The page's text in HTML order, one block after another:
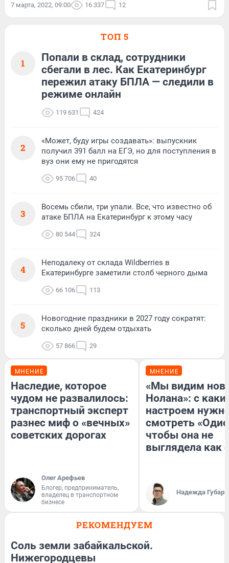
7 марта, 2022, 09:00 16 337 12
ТОП 5
1
Попали в склад, сотрудники
сбегали в лес. Как Екатеринбург
пережил атаку БПЛА — следили в
режиме онлайн
119 631 424
2
«Может, буду игры создавать»: выпускник
получил 391 балл на ЕГЭ, но для поступления в
вуз они ему не пригодятся
95 706 40
3
Восемь сбили, три упали. Все, что известно об
атаке БПЛА на Екатеринбург к этому часу
80 544 324
4
Неподалеку от склада Wildberries в
Екатеринбурге заметили столб черного дыма
66 106 113
5
Новогодние праздники в 2027 году сократят:
сколько дней будем отдыхать
57 866 29
МНЕНИЕ
Наследие, которое
чудом не развалилось:
транспортный эксперт
разнес миф о «вечных»
советских дорогах
Олег Арефьев
Блогер, предприниматель,
владелец в транспортном
бизнесе
МНЕНИЕ
«Мы видим
Нолана»: с
настроем
смотреть
чтобы она не
выглядела как
Надежда Губарь
РЕКОМЕНДУЕМ
Соль земли забайкальской.
Нижегородцевы